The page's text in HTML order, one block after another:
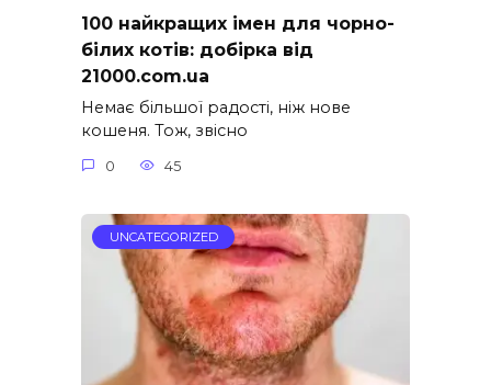
100 найкращих імен для чорно-
білих котів: добірка від
21000.com.ua
Немає більшої радості, ніж нове
кошеня. Тож, звісно
0 45
UNCATEGORIZED